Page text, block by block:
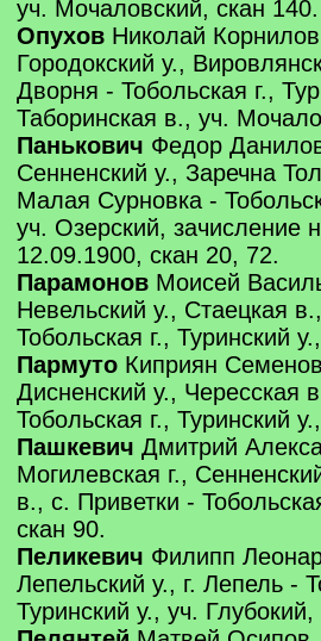
уч. Мочаловский, скан 140.
Опухов Николай
Городокский у.,
Дворня - Тобольская г.,
Таборинская в., уч.
Панькович Федор
Сенненский у., Заречна
Малая Сурновка -
уч. Озерский, зачисление
12.09.1900, скан 20, 72.
Парамонов Моисей
Невельский у., Стаецкая
Тобольская г., Туринский
Пармуто Киприян
Дисненский у., Чересская
Тобольская г., Туринский
Пашкевич Дмитрий
Могилевская г.,
в., с. Приветки -
скан 90.
Пеликевич Филипп
Лепельский у., г. Лепель -
Туринский у., уч.